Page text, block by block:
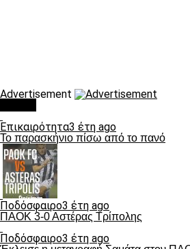
Advertisement
Επικαιρότητα3 έτη ago
Το παρασκήνιο πίσω από το πανό
Ποδόσφαιρο3 έτη ago
ΠΑΟΚ 3-0 Αστέρας Τρίπολης
Ποδόσφαιρο3 έτη ago